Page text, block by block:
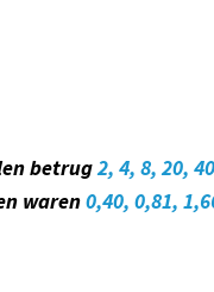
betrug2, 4, 8, 20,
waren0,40, 0,81,